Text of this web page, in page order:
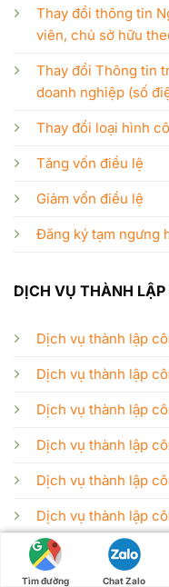
Thay đổi thông tin
viên, chủ sở hữu
Thay đổi Thông tin
doanh nghiệp (số
Thay đổi loại hình
Tăng vốn điều lệ
Giảm vốn điều lệ
Đăng ký tạm ngưng
DỊCH VỤ THÀNH
Dịch vụ thành lập
Dịch vụ thành lập
Dịch vụ thành lập
Dịch vụ thành lập
Dịch vụ thành lập
Dịch vụ thành lập
Dịch vụ thành lập
Tìm đường Chat Zalo